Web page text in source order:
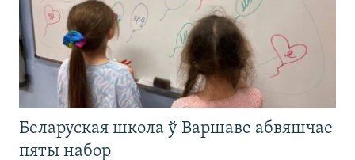
Беларуская школа ў Варшаве абвяшчае
пяты набор